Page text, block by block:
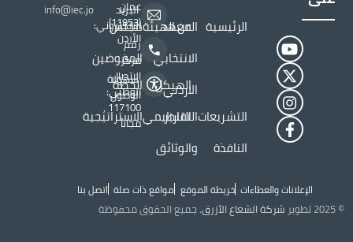
الرئيسية المعهد
الانتخابي
الاردني
التشريعات
النافذة
التقارير
والوثائق
عن الهيئةمجلس
المفوضين
الهيكل
التنظيمي
الخطة
الاستراتيجية
عمان
(11953)
الأردن
البريد
الالكتروني:
info@iec.jo
رقم
مركز
الاتصال
الوطني:
117100 ,
مجاناً
سهولة
الوصول
Top Header menu
الإعلانات والعطاءات خريطة الموقع مواقع ذات صلة اتصل بنا
© 2025 تطوير شركة الشعاع الأزرق. جميع الحقوق محفوظة